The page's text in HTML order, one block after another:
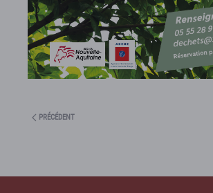
PRÉCÉDENT